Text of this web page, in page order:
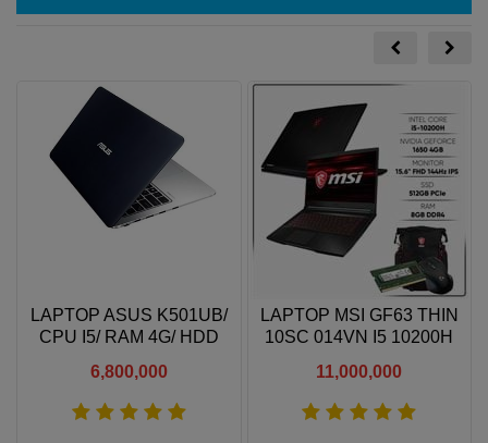
LAPTOP ASUS K501UB/
CPU I5/ RAM 4G/ HDD
6,800,000
LAPTOP MSI GF63 THIN
10SC 014VN I5 10200H
11,000,000